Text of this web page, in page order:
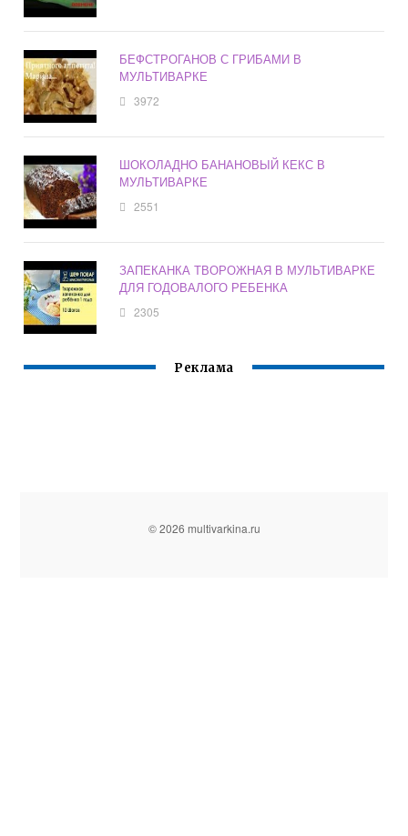
БЕФСТРОГАНОВ С ГРИБАМИ В
МУЛЬТИВАРКЕ
3972
ШОКОЛАДНО БАНАНОВЫЙ КЕКС В
МУЛЬТИВАРКЕ
2551
ЗАПЕКАНКА ТВОРОЖНАЯ В МУЛЬТИВАРКЕ
ДЛЯ ГОДОВАЛОГО РЕБЕНКА
2305
Реклама
© 2026 multivarkina.ru